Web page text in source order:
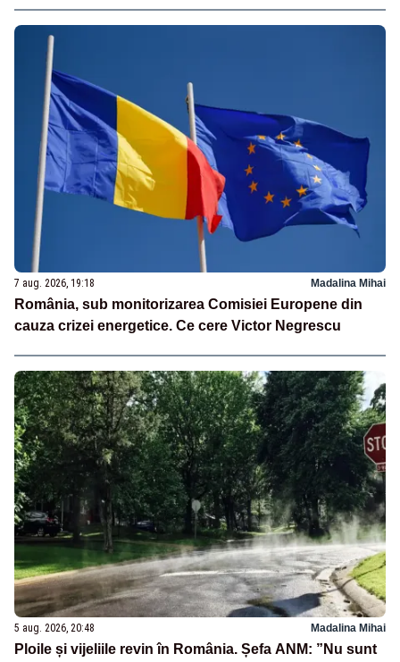
7 aug. 2026, 19:18 Madalina Mihai
România, sub monitorizarea Comisiei Europene din
cauza crizei energetice. Ce cere Victor Negrescu
5 aug. 2026, 20:48 Madalina Mihai
Ploile și vijeliile revin în România. Șefa ANM: ”Nu sunt